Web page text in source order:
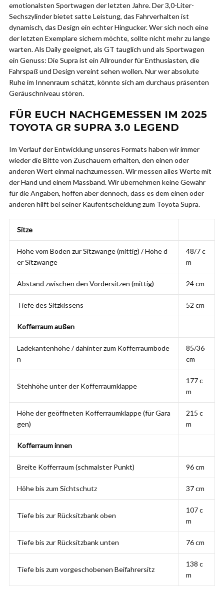
emotionalsten Sportwagen der letzten Jahre. Der 3,0-Liter-
Sechszylinder bietet satte Leistung, das Fahrverhalten ist
dynamisch, das Design ein echter Hingucker. Wer sich noch eine
der letzten Exemplare sichern möchte, sollte nicht mehr zu lange
warten. Als Daily geeignet, als GT tauglich und als Sportwagen
ein Genuss: Die Supra ist ein Allrounder für Enthusiasten, die
Fahrspaß und Design vereint sehen wollen. Nur wer absolute
Ruhe im Innenraum schätzt, könnte sich am durchaus präsenten
Geräuschniveau stören.
FÜR EUCH NACHGEMESSEN IM 2025
TOYOTA GR SUPRA 3.0 LEGEND
Im Verlauf der Entwicklung unseres Formats haben wir immer
wieder die Bitte von Zuschauern erhalten, den einen oder
anderen Wert einmal nachzumessen. Wir messen alles Werte mit
der Hand und einem Massband. Wir übernehmen keine Gewähr
für die Angaben, hoffen aber dennoch, dass es dem einen oder
anderen hilft bei seiner Kaufentscheidung zum Toyota Supra.
Sitze
Höhe vom Boden zur Sitzwange (mittig) / Höhe d
er Sitzwange
48/7 c
m
Abstand zwischen den Vordersitzen (mittig) 24 cm
Tiefe des Sitzkissens 52 cm
Kofferraum außen
Ladekantenhöhe / dahinter zum Kofferraumbode
n
85/36
cm
Stehhöhe unter der Kofferraumklappe
177 c
m
Höhe der geöffneten Kofferraumklappe (für Gara
gen)
215 c
m
Kofferraum innen
Breite Kofferraum (schmalster Punkt) 96 cm
Höhe bis zum Sichtschutz 37 cm
Tiefe bis zur Rücksitzbank oben
107 c
m
Tiefe bis zur Rücksitzbank unten 76 cm
Tiefe bis zum vorgeschobenen Beifahrersitz
138 c
m